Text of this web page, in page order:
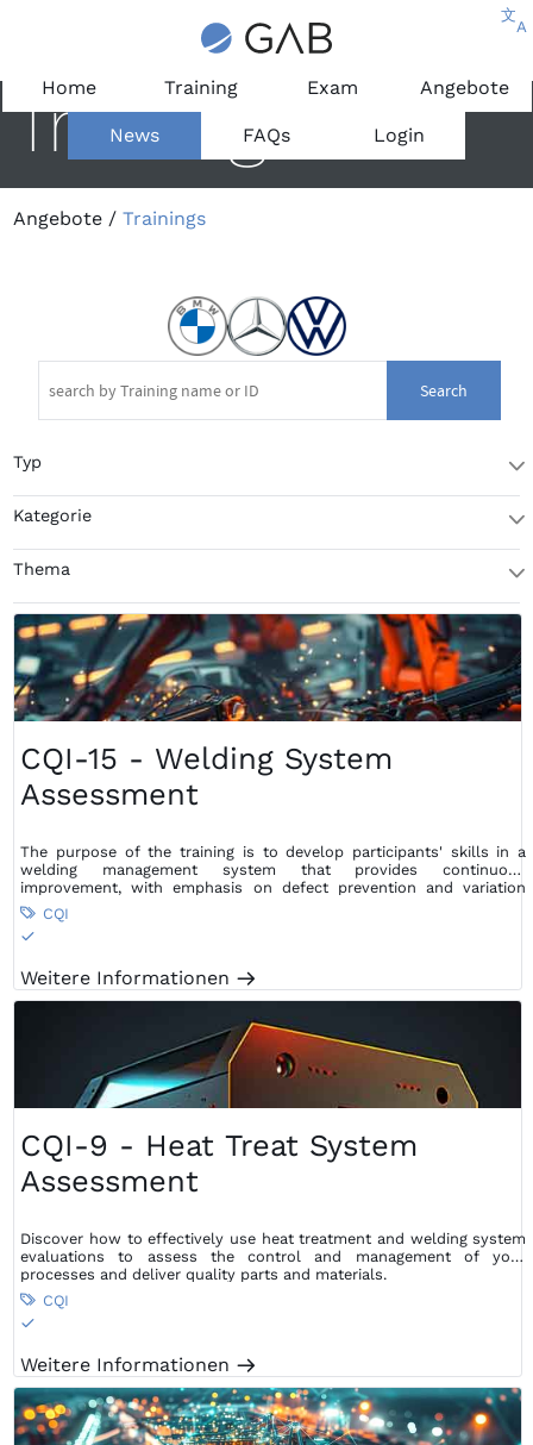
文
A
Home Training Exam Angebote
News FAQs Login
Trainings
Angebote /Trainings
Search
Typ T
Kategorie T
Thema T
CQI-15 - Welding System
Assessment
The purpose of the training is to develop participants' skills in a
welding management system that provides continuous
improvement, with emphasis on defect prevention and variation
reduction, as well as waste reduction within the supply chain.
 CQI
S
Weitere Informationen m
CQI-9 - Heat Treat System
Assessment
Discover how to effectively use heat treatment and welding system
evaluations to assess the control and management of your
processes and deliver quality parts and materials.
 CQI
S
Weitere Informationen m